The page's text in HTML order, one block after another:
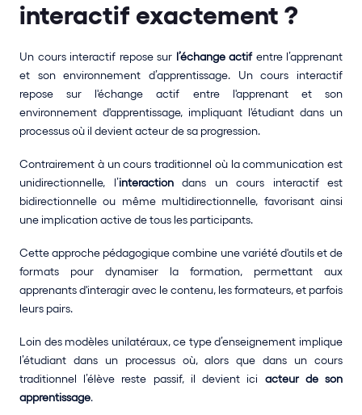
interactif exactement ?
Un cours interactif repose sur l’échange actif entre l’apprenant
et son environnement d’apprentissage. Un cours interactif
repose sur l'échange actif entre l'apprenant et son
environnement d'apprentissage, impliquant l'étudiant dans un
processus où il devient acteur de sa progression.
Contrairement à un cours traditionnel où la communication est
unidirectionnelle, l’interaction dans un cours interactif est
bidirectionnelle ou même multidirectionnelle, favorisant ainsi
une implication active de tous les participants.
Cette approche pédagogique combine une variété d'outils et de
formats pour dynamiser la formation, permettant aux
apprenants d'interagir avec le contenu, les formateurs, et parfois
leurs pairs.
Loin des modèles unilatéraux, ce type d’enseignement implique
l’étudiant dans un processus où, alors que dans un cours
traditionnel l’élève reste passif, il devient ici acteur de son
apprentissage.